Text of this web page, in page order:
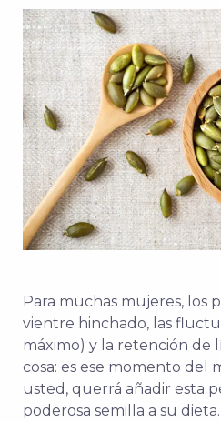
Para muchas mujeres, los
vientre hinchado, las
máximo) y la retención de
cosa: es ese momento del
usted, querrá añadir esta
poderosa semilla a su